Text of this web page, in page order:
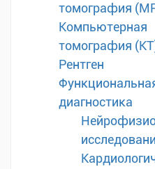
томография
Компьютерная
томография
Рентген
диагностика